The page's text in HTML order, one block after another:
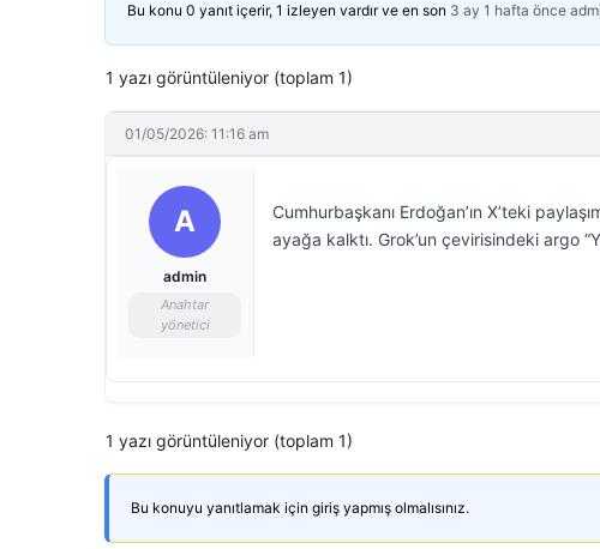
Bu konu 0 yanıt içerir, 1 izleyen vardır ve en son 3 ay 1 hafta önce
1 yazı görüntüleniyor (toplam 1)
01/05/2026: 11:16 am
A
admin
Anahtar
yönetici
Cumhurbaşkanı Erdoğan’ın X’teki
ayağa kalktı. Grok’un çevirisindeki argo
1 yazı görüntüleniyor (toplam 1)
Bu konuyu yanıtlamak için giriş yapmış olmalısınız.